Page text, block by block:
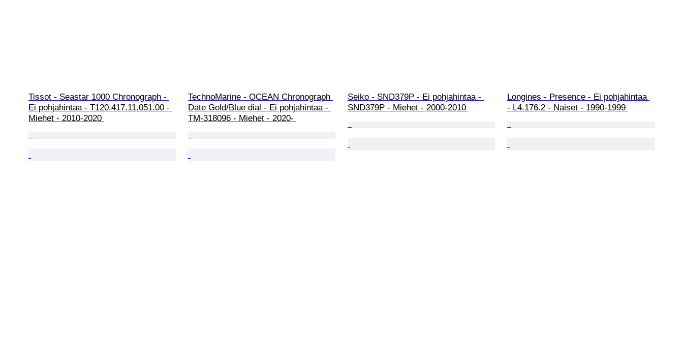
Tissot - Seastar 1000 Chronograph -
Ei pohjahintaa - T120.417.11.051.00 -
Miehet - 2010-2020
TechnoMarine - OCEAN Chronograph
Date Gold/Blue dial - Ei pohjahintaa -
TM-318096 - Miehet - 2020-
Seiko - SND379P - Ei pohjahintaa -
SND379P - Miehet - 2000-2010
Longines - Presence - Ei pohjahintaa
- L4.176.2 - Naiset - 1990-1999